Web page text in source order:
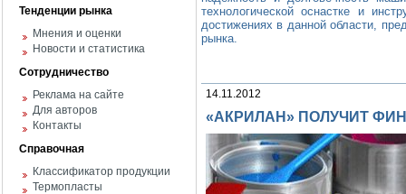
Тенденции рынка
Мнения и оценки
Новости и статистика
Сотрудничество
Реклама на сайте
Для авторов
Контакты
Справочная
Классификатор продукции
Термопласты
технологической оснастке и
достижениях в данной области,
рынка.
14.11.2012
«АКРИЛАН» ПОЛУЧИТ